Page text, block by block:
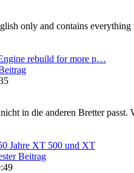
only and contains everything
rebuild for more p…
in die anderen Bretter
Jahre XT 500 und XT
Beitrag